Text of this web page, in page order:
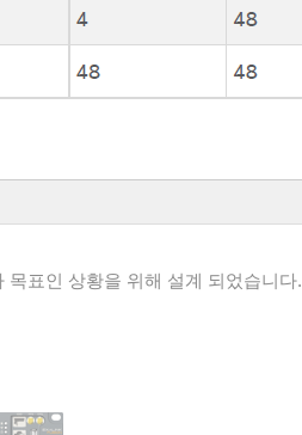
목표인 상황을 위해 설계 되었습니다.